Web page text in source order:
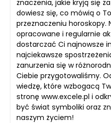
znaczenia, jakie kryją się
dowiesz się, co mówią o
przeznaczeniu horoskopy.
opracowane i regularnie
dostarczać Ci najnowsze
najciekawsze
zanurzenia się w
Ciebie przygotowaliśmy.
wiedzę, które wzbogacą
stronę www.excele.pl i
być świat symboliki oraz
naszym życiem!